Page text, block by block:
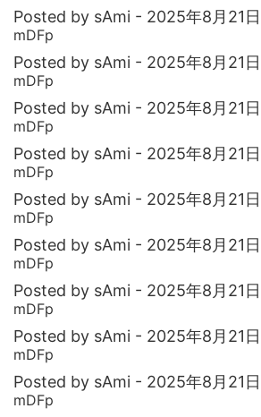
Posted by sAmi - 2025年8月21
mDFp
Posted by sAmi - 2025年8月21
mDFp
Posted by sAmi - 2025年8月21
mDFp
Posted by sAmi - 2025年8月21
mDFp
Posted by sAmi - 2025年8月21
mDFp
Posted by sAmi - 2025年8月21
mDFp
Posted by sAmi - 2025年8月21
mDFp
Posted by sAmi - 2025年8月21
mDFp
Posted by sAmi - 2025年8月21
mDFp